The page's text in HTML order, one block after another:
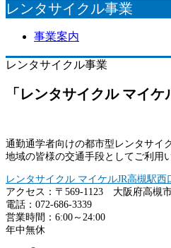
レンタサイクル事業
事業案内
レンタサイクル事業
「レンタサイクル マイケ
通勤通学者向けの都市型レンタサイ
地域の皆様の交通手段としてご利用
レンタサイクル マイケルJR高槻駅西
アクセス：〒569-1123 大阪府高槻
電話：072-686-3339
営業時間：6:00～24:00
年中無休